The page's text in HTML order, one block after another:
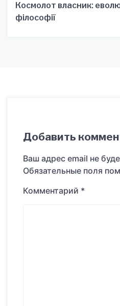
Космолот власник:
філософії
Добавить
Ваш адрес email не
Обязательные поля
Комментарий *